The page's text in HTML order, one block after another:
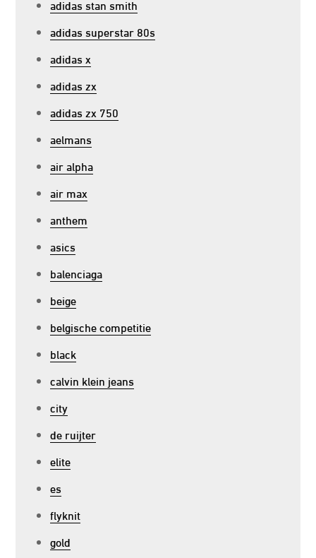
adidas stan smith
adidas superstar 80s
adidas x
adidas zx
adidas zx 750
aelmans
air alpha
air max
anthem
asics
balenciaga
beige
belgische competitie
black
calvin klein jeans
city
de ruijter
elite
es
flyknit
gold